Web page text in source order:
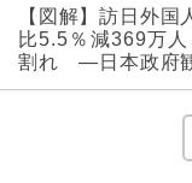
【図解】訪日外
比5.5％減369万
割れ ―日本政府観